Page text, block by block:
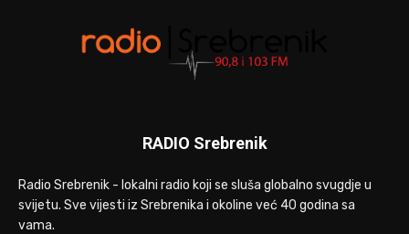
RADIO Srebrenik
Radio Srebrenik - lokalni radio koji se sluša globalno svugdje u
svijetu. Sve vijesti iz Srebrenika i okoline već 40 godina sa
vama.